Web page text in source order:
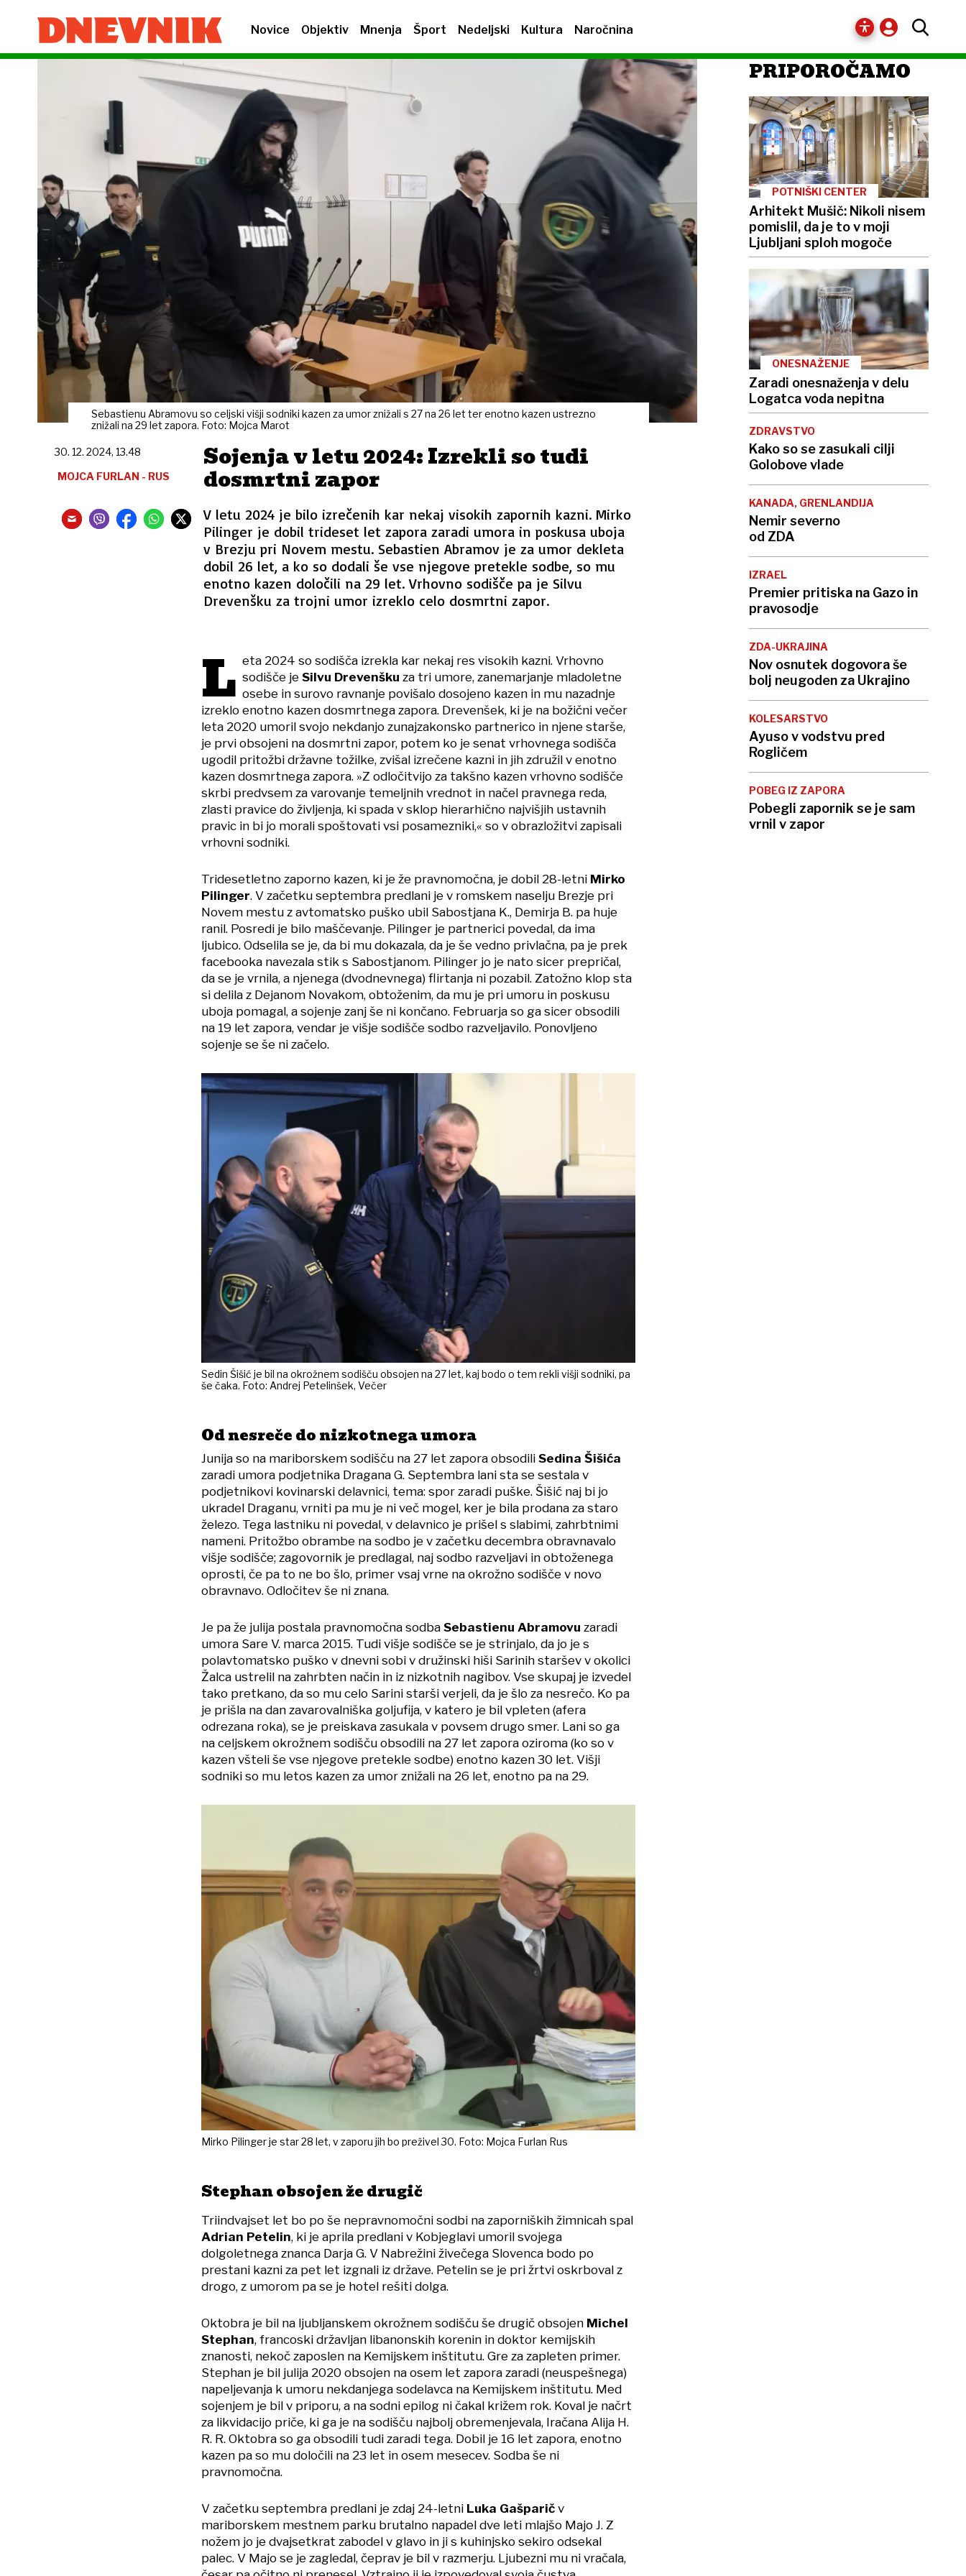
Novice Objektiv Mnenja Šport Nedeljski Kultura Naročnina
Sebastienu Abramovu so celjski višji sodniki kazen za umor znižali s 27 na 26 let ter enotno kazen ustrezno
znižali na 29 let zapora. Foto: Mojca Marot
Sojenja v letu 2024: Izrekli so tudi
dosmrtni zapor
V letu 2024 je bilo izrečenih kar nekaj visokih zapornih kazni. Mirko
Pilinger je dobil trideset let zapora zaradi umora in poskusa uboja
v Brezju pri Novem mestu. Sebastien Abramov je za umor dekleta
dobil 26 let, a ko so dodali še vse njegove pretekle sodbe, so mu
enotno kazen določili na 29 let. Vrhovno sodišče pa je Silvu
Drevenšku za trojni umor izreklo celo dosmrtni zapor.
30. 12. 2024, 13.48
MOJCA FURLAN - RUS
L eta 2024 so sodišča izrekla kar nekaj res visokih kazni. Vrhovno
sodišče je Silvu Drevenšku za tri umore, zanemarjanje mladoletne
osebe in surovo ravnanje povišalo dosojeno kazen in mu nazadnje
izreklo enotno kazen dosmrtnega zapora. Drevenšek, ki je na božični večer
leta 2020 umoril svojo nekdanjo zunajzakonsko partnerico in njene starše,
je prvi obsojeni na dosmrtni zapor, potem ko je senat vrhovnega sodišča
ugodil pritožbi državne tožilke, zvišal izrečene kazni in jih združil v enotno
kazen dosmrtnega zapora. »Z odločitvijo za takšno kazen vrhovno sodišče
skrbi predvsem za varovanje temeljnih vrednot in načel pravnega reda,
zlasti pravice do življenja, ki spada v sklop hierarhično najvišjih ustavnih
pravic in bi jo morali spoštovati vsi posamezniki,« so v obrazložitvi zapisali
vrhovni sodniki.
Tridesetletno zaporno kazen, ki je že pravnomočna, je dobil 28-letni Mirko
Pilinger. V začetku septembra predlani je v romskem naselju Brezje pri
Novem mestu z avtomatsko puško ubil Sabostjana K., Demirja B. pa huje
ranil. Posredi je bilo maščevanje. Pilinger je partnerici povedal, da ima
ljubico. Odselila se je, da bi mu dokazala, da je še vedno privlačna, pa je prek
facebooka navezala stik s Sabostjanom. Pilinger jo je nato sicer prepričal,
da se je vrnila, a njenega (dvodnevnega) flirtanja ni pozabil. Zatožno klop sta
si delila z Dejanom Novakom, obtoženim, da mu je pri umoru in poskusu
uboja pomagal, a sojenje zanj še ni končano. Februarja so ga sicer obsodili
na 19 let zapora, vendar je višje sodišče sodbo razveljavilo. Ponovljeno
sojenje se še ni začelo.
Sedin Šišić je bil na okrožnem sodišču obsojen na 27 let, kaj bodo o tem rekli višji sodniki, pa
še čaka. Foto: Andrej Petelinšek, Večer
Od nesreče do nizkotnega umora
Junija so na mariborskem sodišču na 27 let zapora obsodili Sedina Šišića
zaradi umora podjetnika Dragana G. Septembra lani sta se sestala v
podjetnikovi kovinarski delavnici, tema: spor zaradi puške. Šišić naj bi jo
ukradel Draganu, vrniti pa mu je ni več mogel, ker je bila prodana za staro
železo. Tega lastniku ni povedal, v delavnico je prišel s slabimi, zahrbtnimi
nameni. Pritožbo obrambe na sodbo je v začetku decembra obravnavalo
višje sodišče; zagovornik je predlagal, naj sodbo razveljavi in obtoženega
oprosti, če pa to ne bo šlo, primer vsaj vrne na okrožno sodišče v novo
obravnavo. Odločitev še ni znana.
Je pa že julija postala pravnomočna sodba Sebastienu Abramovu zaradi
umora Sare V. marca 2015. Tudi višje sodišče se je strinjalo, da jo je s
polavtomatsko puško v dnevni sobi v družinski hiši Sarinih staršev v okolici
Žalca ustrelil na zahrbten način in iz nizkotnih nagibov. Vse skupaj je izvedel
tako pretkano, da so mu celo Sarini starši verjeli, da je šlo za nesrečo. Ko pa
je prišla na dan zavarovalniška goljufija, v katero je bil vpleten (afera
odrezana roka), se je preiskava zasukala v povsem drugo smer. Lani so ga
na celjskem okrožnem sodišču obsodili na 27 let zapora oziroma (ko so v
kazen všteli še vse njegove pretekle sodbe) enotno kazen 30 let. Višji
sodniki so mu letos kazen za umor znižali na 26 let, enotno pa na 29.
Mirko Pilinger je star 28 let, v zaporu jih bo preživel 30. Foto: Mojca Furlan Rus
Stephan obsojen že drugič
Triindvajset let bo po še nepravnomočni sodbi na zaporniških žimnicah spal
Adrian Petelin, ki je aprila predlani v Kobjeglavi umoril svojega
dolgoletnega znanca Darja G. V Nabrežini živečega Slovenca bodo po
prestani kazni za pet let izgnali iz države. Petelin se je pri žrtvi oskrboval z
drogo, z umorom pa se je hotel rešiti dolga.
Oktobra je bil na ljubljanskem okrožnem sodišču še drugič obsojen Michel
Stephan, francoski državljan libanonskih korenin in doktor kemijskih
znanosti, nekoč zaposlen na Kemijskem inštitutu. Gre za zapleten primer.
Stephan je bil julija 2020 obsojen na osem let zapora zaradi (neuspešnega)
napeljevanja k umoru nekdanjega sodelavca na Kemijskem inštitutu. Med
sojenjem je bil v priporu, a na sodni epilog ni čakal križem rok. Koval je načrt
za likvidacijo priče, ki ga je na sodišču najbolj obremenjevala, Iračana Alija H.
R. R. Oktobra so ga obsodili tudi zaradi tega. Dobil je 16 let zapora, enotno
kazen pa so mu določili na 23 let in osem mesecev. Sodba še ni
pravnomočna.
V začetku septembra predlani je zdaj 24-letni Luka Gašparič v
mariborskem mestnem parku brutalno napadel dve leti mlajšo Majo J. Z
nožem jo je dvajsetkrat zabodel v glavo in ji s kuhinjsko sekiro odsekal
palec. V Majo se je zagledal, čeprav je bil v razmerju. Ljubezni mu ni vračala,
PRIPOROČAMO
POTNIŠKI CENTER
Arhitekt Mušič: Nikoli nisem
pomislil, da je to v moji
Ljubljani sploh mogoče
ONESNAŽENJE
Zaradi onesnaženja v delu
Logatca voda nepitna
ZDRAVSTVO
Kako so se zasukali cilji
Golobove vlade
KANADA, GRENLANDIJA
Nemir severno
od ZDA
IZRAEL
Premier pritiska na Gazo in
pravosodje
ZDA-UKRAJINA
Nov osnutek dogovora še
bolj neugoden za Ukrajino
KOLESARSTVO
Ayuso v vodstvu pred
Rogličem
POBEG IZ ZAPORA
Pobegli zapornik se je sam
vrnil v zapor